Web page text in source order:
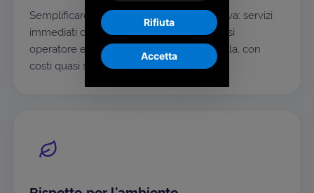
Semplificare è la nostra ossessione positiva: servizi
immediati da usare, alla portata di qualsiasi
operatore e sostenibili anche su larga scala, con
costi quasi solo variabili.
Rifiuta
Accetta